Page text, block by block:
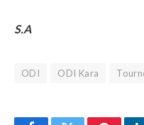
S.A
ODI ODI Kara